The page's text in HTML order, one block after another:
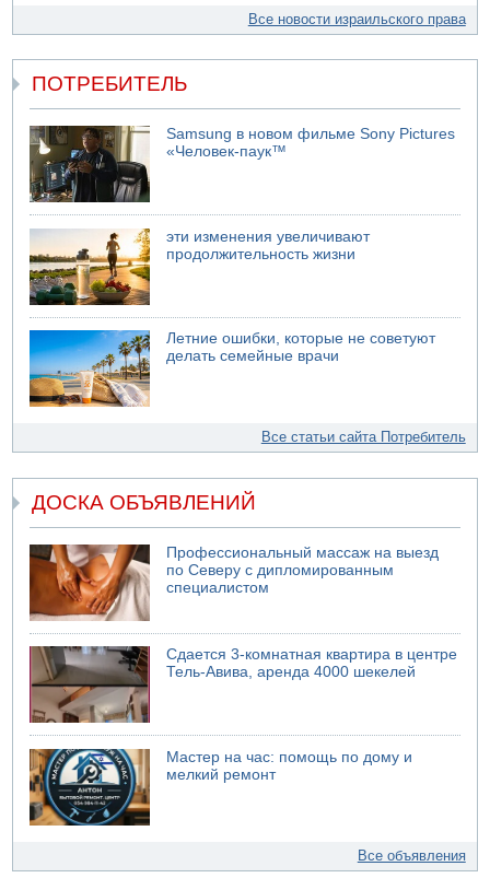
Все новости израильского права
ПОТРЕБИТЕЛЬ
Samsung в новом фильме Sony Pictures
«Человек-паук™
эти изменения увеличивают
продолжительность жизни
Летние ошибки, которые не советуют
делать семейные врачи
Все статьи сайта Потребитель
ДОСКА ОБЪЯВЛЕНИЙ
Профессиональный массаж на выезд
по Северу с дипломированным
специалистом
Сдается 3-комнатная квартира в центре
Тель-Авива, аренда 4000 шекелей
Мастер на час: помощь по дому и
мелкий ремонт
Все объявления